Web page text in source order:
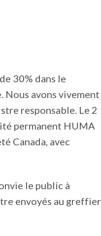
30% dans le
Nous avons vivement
responsable. Le 2
permanent HUMA
Canada, avec
le public à
envoyés au greffier